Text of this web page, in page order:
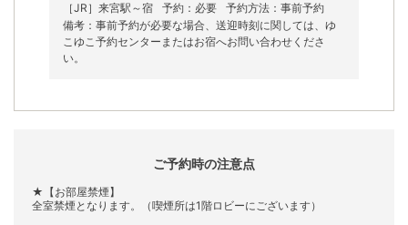
［JR］来宮駅～宿
予約：必要
予約方法：事前予約
備考：事前予約が必要な場合、送迎時刻に関しては、ゆ
こゆこ予約センターまたはお宿へお問い合わせくださ
い。
ご予約時の注意点
★【お部屋禁煙】
全室禁煙となります。（喫煙所は1階ロビーにございます）